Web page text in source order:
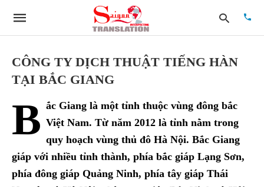
CÔNG TY DỊCH THUẬT TIẾNG HÀN
TẠI BẮC GIANG
B ắc Giang là một tỉnh thuộc vùng đông bắc
Việt Nam. Từ năm 2012 là tỉnh nằm trong
quy hoạch vùng thủ đô Hà Nội. Bắc Giang
giáp với nhiều tỉnh thành, phía bắc giáp Lạng Sơn,
phía đông giáp Quảng Ninh, phía tây giáp Thái